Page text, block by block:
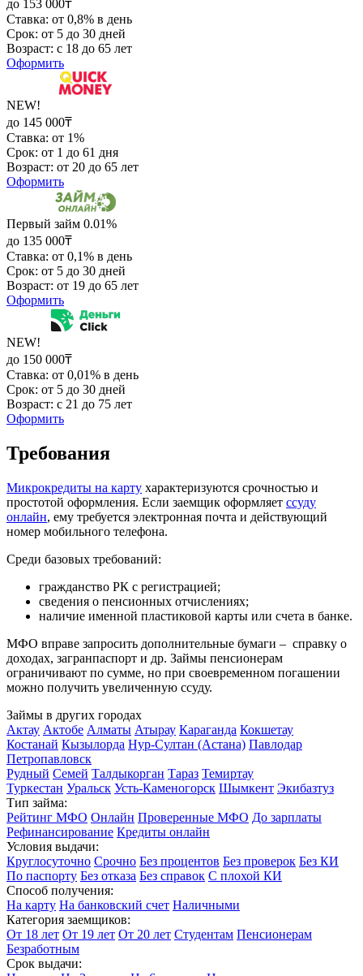
до 153 000₸
Ставка: от 0,8% в день
Срок: от 5 до 30 дней
Возраст: с 18 до 65 лет
Оформить
NEW!
до 145 000₸
Ставка: от 1%
Срок: от 1 до 61 дня
Возраст: от 20 до 65 лет
Оформить
Первый займ 0.01%
до 135 000₸
Ставка: от 0,1% в день
Срок: от 5 до 30 дней
Возраст: от 19 до 65 лет
Оформить
NEW!
до 150 000₸
Ставка: от 0,01% в день
Срок: от 5 до 30 дней
Возраст: с 21 до 75 лет
Оформить
Требования
Микрокредиты на карту характеризуются срочностью и
простотой оформления. Если заемщик оформляет ссуду
онлайн, ему требуется электронная почта и действующий
номер мобильного телефона.
Среди базовых требований:
гражданство РК с регистрацией;
сведения о пенсионных отчислениях;
наличие именной пластиковой карты или счета в банке.
МФО вправе запросить дополнительные бумаги – справку о
доходах, загранпаспорт и др. Займы пенсионерам
ограничивают по сумме, но при своевременном погашении
можно получить увеличенную ссуду.
Займы в других городах
Актау Актобе Алматы Атырау Караганда Кокшетау
Костанай Кызылорда Нур-Султан (Астана) Павлодар
Петропавловск
Рудный Семей Талдыкорган Тараз Темиртау
Туркестан Уральск Усть-Каменогорск Шымкент Экибазтуз
Тип займа:
Рейтинг МФО Онлайн Проверенные МФО До зарплаты
Рефинансирование Кредиты онлайн
Условия выдачи:
Круглосуточно Срочно Без процентов Без проверок Без КИ
По паспорту Без отказа Без справок С плохой КИ
Способ получения:
На карту На банковский счет Наличными
Категория заемщиков:
От 18 лет От 19 лет От 20 лет Студентам Пенсионерам
Безработным
Срок выдачи: